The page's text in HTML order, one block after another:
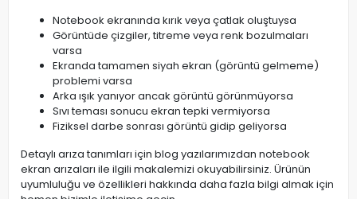
Notebook ekranında kırık veya çatlak oluştuysa
Görüntüde çizgiler, titreme veya renk bozulmaları
varsa
Ekranda tamamen siyah ekran (görüntü gelmeme)
problemi varsa
Arka ışık yanıyor ancak görüntü görünmüyorsa
Sıvı teması sonucu ekran tepki vermiyorsa
Fiziksel darbe sonrası görüntü gidip geliyorsa
Detaylı arıza tanımları için blog yazılarımızdan notebook
ekran arızaları ile ilgili makalemizi okuyabilirsiniz. Ürünün
uyumluluğu ve özellikleri hakkında daha fazla bilgi almak için